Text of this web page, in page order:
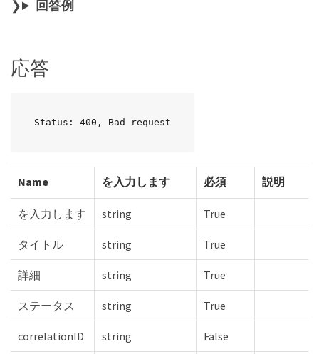
回答例
応答
Status: 400, Bad request
Name を入力します 必須 説明
を入力します string True
タイトル string True
詳細 string True
ステータス string True
correlationID string False